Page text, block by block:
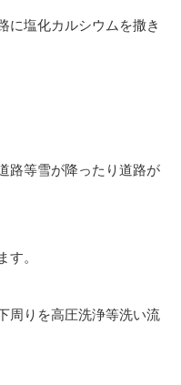
に塩化カルシウムを撒き
路等雪が降ったり道路が
す。
周りを高圧洗浄等洗い流